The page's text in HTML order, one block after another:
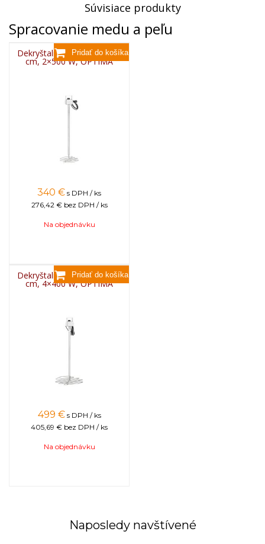
Súvisiace produkty
Spracovanie medu a peľu
Dekryštalizačná špirála fi33
cm, 2×500 W, OPTIMA
340 € s DPH / ks
276,42 € bez DPH / ks
Na objednávku
Dekryštalizačná špirála fi50
cm, 4×400 W, OPTIMA
499 € s DPH / ks
405,69 € bez DPH / ks
Na objednávku
Naposledy navštívené